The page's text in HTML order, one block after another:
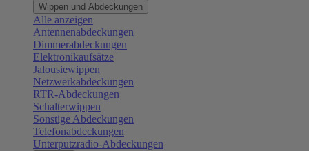
Wippen und Abdeckungen
Alle anzeigen
Antennenabdeckungen
Dimmerabdeckungen
Elektronikaufsätze
Jalousiewippen
Netzwerkabdeckungen
RTR-Abdeckungen
Schalterwippen
Sonstige Abdeckungen
Telefonabdeckungen
Unterputzradio-Abdeckungen